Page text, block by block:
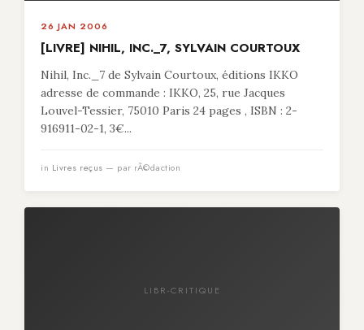
26 JAN 2006
[LIVRE] NIHIL, INC._7, SYLVAIN COURTOUX
Nihil, Inc._7 de Sylvain Courtoux, éditions IKKO
adresse de commande : IKKO, 25, rue Jacques
Louvel-Tessier, 75010 Paris 24 pages , ISBN : 2-
916911-02-1, 3€...
in Livres reçus — par rÃ©daction
LIBR-CRITIQUE